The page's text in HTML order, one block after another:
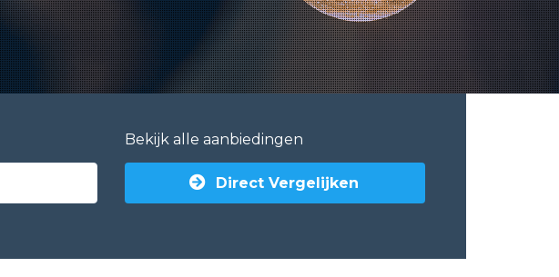
Bekijk alle aanbiedingen
Direct Vergelijken